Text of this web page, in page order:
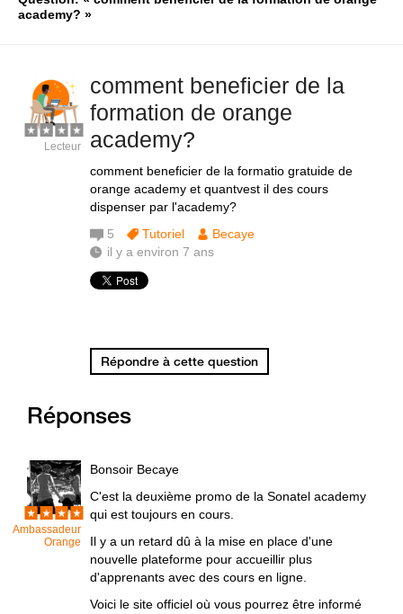
academy? »
comment beneficier de la
formation de orange
academy?
comment beneficier de la formatio gratuide de
orange academy et quantvest il des cours
dispenser par l'academy?
Lecteur
5 Tutoriel
Becaye
il y a environ 7 ans
Répondre à cette question
Réponses
Ambassadeur
Orange
Bonsoir Becaye
C'est la deuxième promo de la Sonatel academy
qui est toujours en cours.
Il y a un retard dû à la mise en place d'une
nouvelle plateforme pour accueillir plus
d'apprenants avec des cours en ligne.
Voici le site officiel où vous pourrez être informé